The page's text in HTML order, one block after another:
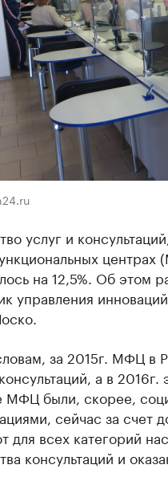
услуг и
центрах
на 12,5%. Об этом
управления
за 2015г. МФЦ в
а в
МФЦ были, скорее,
сейчас за счет
для всех категорий
консультаций и